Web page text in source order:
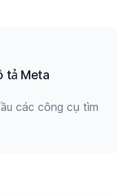
tả Meta
các công cụ tìm